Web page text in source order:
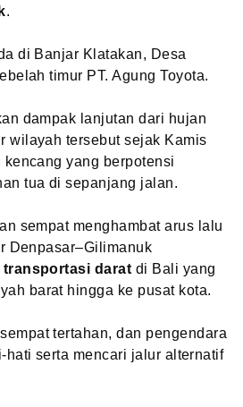
.
di Banjar Klatakan, Desa
timur PT. Agung Toyota.
dampak lanjutan dari hujan
wilayah tersebut sejak Kamis
yang berpotensi
tua di sepanjang jalan.
sempat menghambat arus lalu
Denpasar–Gilimanuk
transportasi darat di Bali yang
barat hingga ke pusat kota.
tertahan, dan pengendara
hati serta mencari jalur alternatif